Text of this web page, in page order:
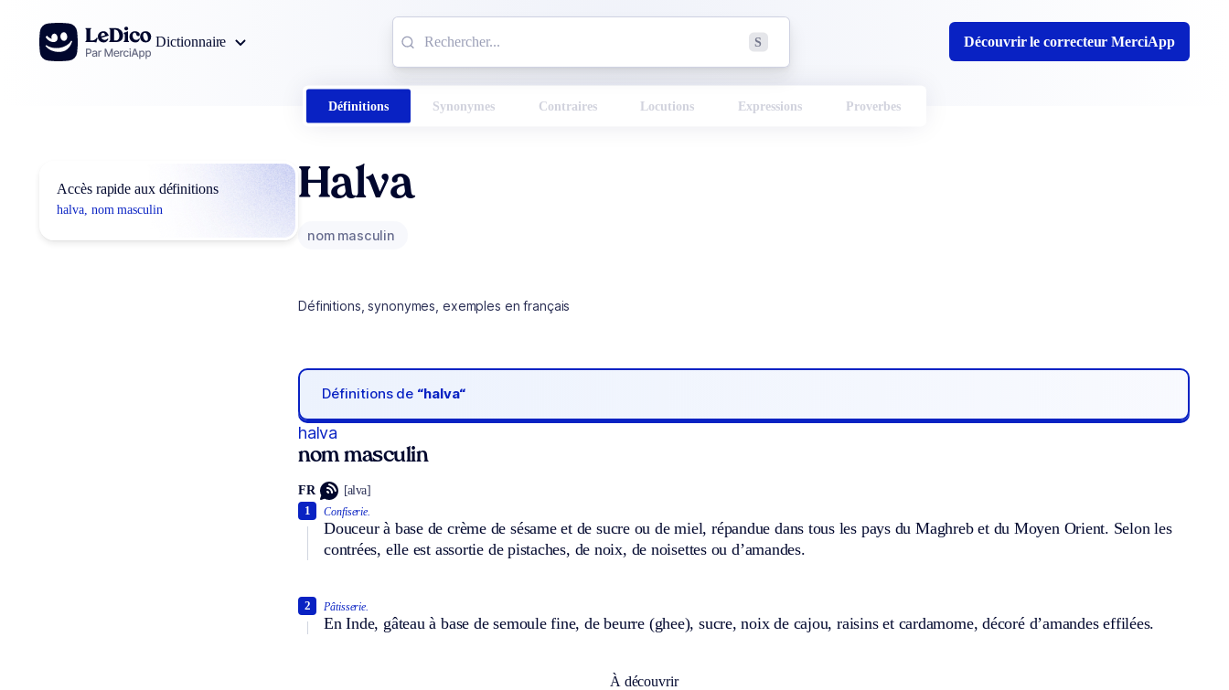
Aller au contenu
Dictionnaire
S Découvrir le correcteur MerciApp
Définitions Synonymes Contraires Locutions Expressions Proverbes
Accès rapide aux définitions
halva, nom masculin
Halva
nom masculin
Définitions, synonymes, exemples en français
Définitions de “halva“
halva
nom masculin
FR [alva]
Confiserie.
Douceur à base de crème de sésame et de sucre ou de miel, répandue dans tous les pays du Maghreb et du Moyen Orient. Selon les
contrées, elle est assortie de pistaches, de noix, de noisettes ou d’amandes.
1
Pâtisserie.
En Inde, gâteau à base de semoule fine, de beurre (ghee), sucre, noix de cajou, raisins et cardamome, décoré d’amandes effilées.
2
À découvrir